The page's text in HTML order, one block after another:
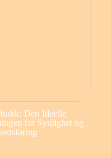
Den Ideelle
for Synlighet og